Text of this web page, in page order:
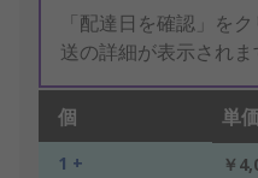
「配達日を確認」を
送の詳細が表示されま
個 単
1 + ￥